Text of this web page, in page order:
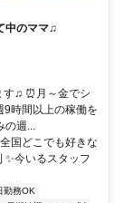
中のママ♫
す♫ ⏰月～金でシ
時間以上の稼働を
週...
国どこでも好きな
今いるスタッフ
勤務OK